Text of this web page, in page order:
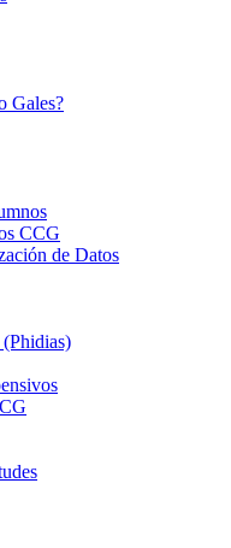
Gales?
CCG
de Datos